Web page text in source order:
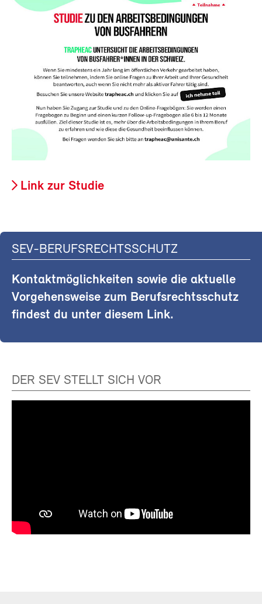
Link zur Studie
SEV-BERUFSRECHTSSCHUTZ
Kontaktmöglichkeiten sowie die aktuelle
Vorgehensweise zum Berufsrechtsschutz
findest du unter diesem Link.
DER SEV STELLT SICH VOR